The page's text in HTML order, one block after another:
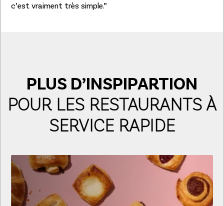
c’est vraiment très simple.”
PLUS D’INSPIPARTION
POUR LES RESTAURANTS À
SERVICE RAPIDE